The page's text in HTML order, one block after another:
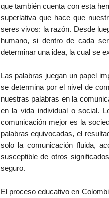
que también cuenta con esta
superlativa que hace que
seres vivos: la razón. Desde
humano, si dentro de cada
determinar una idea, la cual se
Las palabras juegan un papel
se determina por el nivel de
nuestras palabras en la
en la vida individual o social.
comunicación mejor es la
palabras equivocadas, el
solo la comunicación fluida,
susceptible de otros
seguro.
El proceso educativo en